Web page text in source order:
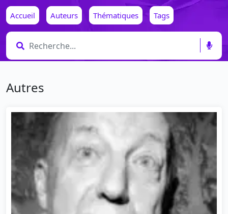
Accueil Auteurs Thématiques Tags
Autres